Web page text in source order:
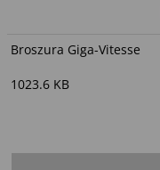
Broszura Giga-Vitesse
1023.6 KB